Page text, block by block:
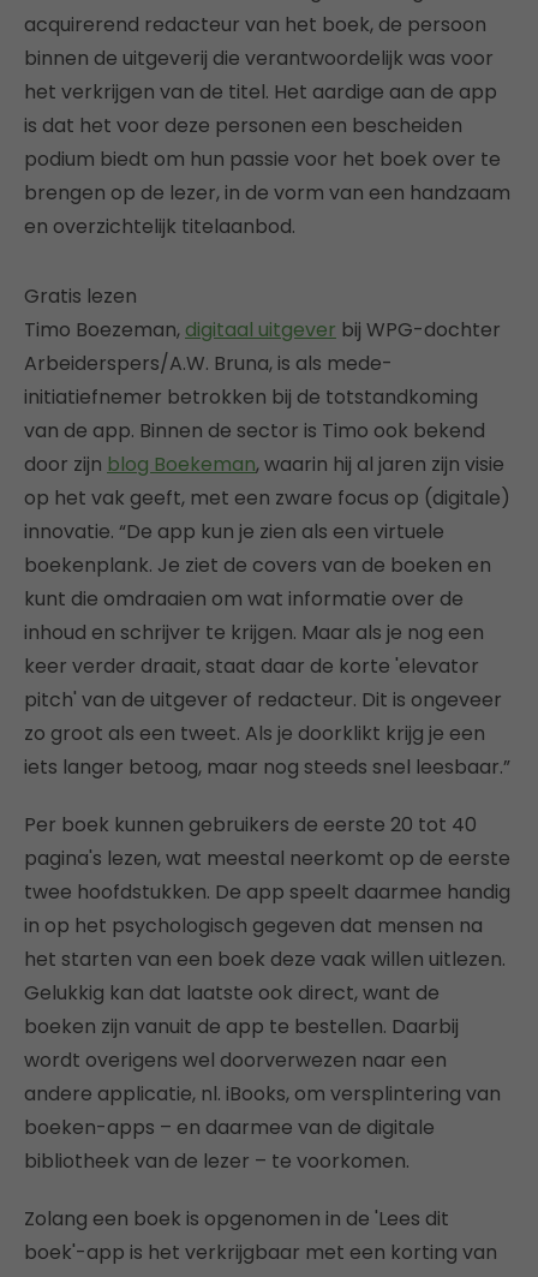
acquirerend redacteur van het boek, de persoon
binnen de uitgeverij die verantwoordelijk was voor
het verkrijgen van de titel. Het aardige aan de app
is dat het voor deze personen een bescheiden
podium biedt om hun passie voor het boek over te
brengen op de lezer, in de vorm van een handzaam
en overzichtelijk titelaanbod.
Gratis lezen
Timo Boezeman, digitaal uitgever bij WPG-dochter
Arbeiderspers/A.W. Bruna, is als mede-
initiatiefnemer betrokken bij de totstandkoming
van de app. Binnen de sector is Timo ook bekend
door zijn blog Boekeman, waarin hij al jaren zijn visie
op het vak geeft, met een zware focus op (digitale)
innovatie. “De app kun je zien als een virtuele
boekenplank. Je ziet de covers van de boeken en
kunt die omdraaien om wat informatie over de
inhoud en schrijver te krijgen. Maar als je nog een
keer verder draait, staat daar de korte 'elevator
pitch' van de uitgever of redacteur. Dit is ongeveer
zo groot als een tweet. Als je doorklikt krijg je een
iets langer betoog, maar nog steeds snel leesbaar.”
Per boek kunnen gebruikers de eerste 20 tot 40
pagina's lezen, wat meestal neerkomt op de eerste
twee hoofdstukken. De app speelt daarmee handig
in op het psychologisch gegeven dat mensen na
het starten van een boek deze vaak willen uitlezen.
Gelukkig kan dat laatste ook direct, want de
boeken zijn vanuit de app te bestellen. Daarbij
wordt overigens wel doorverwezen naar een
andere applicatie, nl. iBooks, om versplintering van
boeken-apps – en daarmee van de digitale
bibliotheek van de lezer – te voorkomen.
Zolang een boek is opgenomen in de 'Lees dit
boek'-app is het verkrijgbaar met een korting van